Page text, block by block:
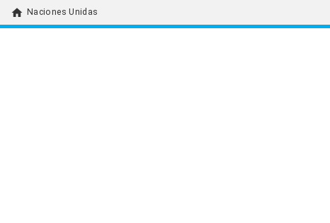
home Naciones Unidas